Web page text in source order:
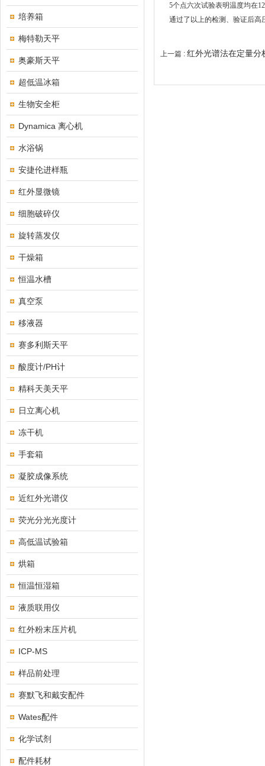
培养箱
梅特勒天平
奥豪斯天平
超低温冰箱
生物安全柜
Dynamica 离心机
水浴锅
安捷伦进样瓶
红外显微镜
细胞破碎仪
旋转蒸发仪
干燥箱
恒温水槽
真空泵
移液器
赛多利斯天平
酸度计/PH计
精科天美天平
日立离心机
冻干机
手套箱
凝胶成像系统
近红外光谱仪
荧光分光光度计
高低温试验箱
烘箱
恒温恒湿箱
液质联用仪
红外粉末压片机
ICP-MS
样品前处理
赛默飞和戴安配件
Wates配件
化学试剂
配件耗材
5个点六次试验表明温度均在
通过了以上的检测、验证后高
上一篇 : 红外光谱法在定量分